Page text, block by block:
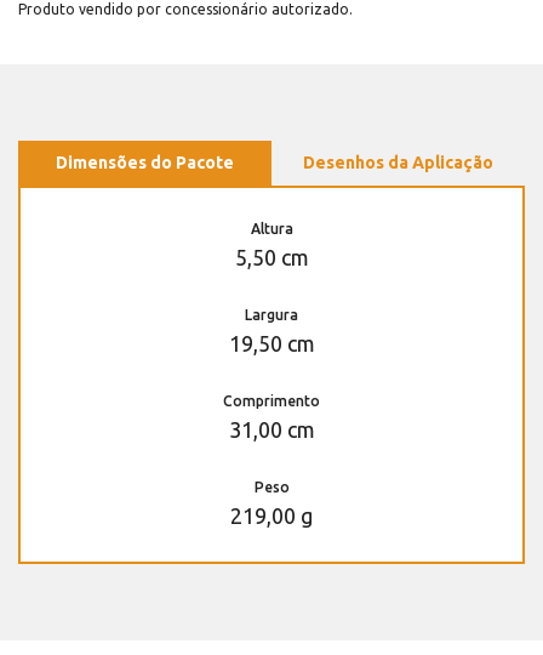
Produto vendido por concessionário autorizado.
Dimensões do Pacote Desenhos da Aplicação
Altura
5,50 cm
Largura
19,50 cm
Comprimento
31,00 cm
Peso
219,00 g